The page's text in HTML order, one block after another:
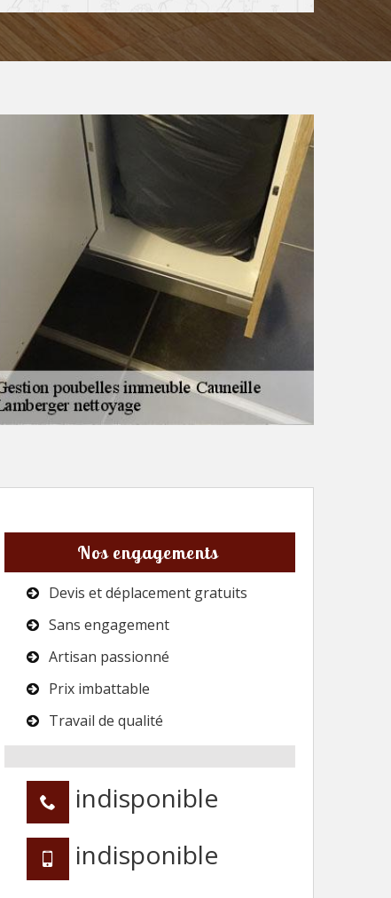
Nos engagements
Devis et déplacement gratuits
Sans engagement
Artisan passionné
Prix imbattable
Travail de qualité
indisponible
indisponible